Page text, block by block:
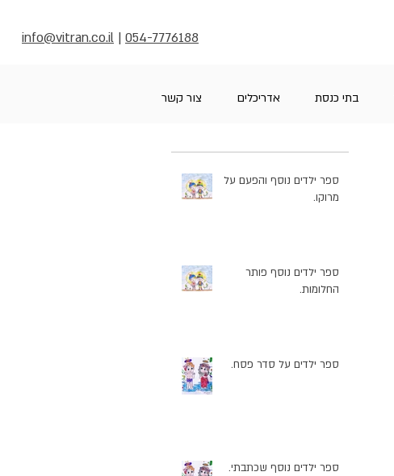
info@vitran.co.il | 054-7776188
בתי כנסת אדריכלים צור קשר
ספר ילדים נוסף והפעם על
מרוקו.
ספר ילדים נוסף פותר
החלומות.
ספר ילדים על סדר פסח.
ספר ילדים נוסף שכתבתי.